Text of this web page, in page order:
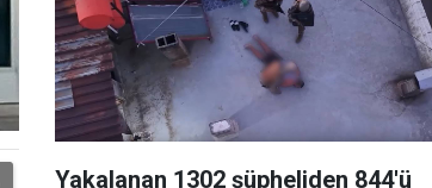
Yakalanan 1302 şüpheliden 844'ü